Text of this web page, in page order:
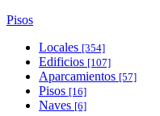
Pisos
Locales [354]
Edificios [107]
Aparcamientos [57]
Pisos [16]
Naves [6]